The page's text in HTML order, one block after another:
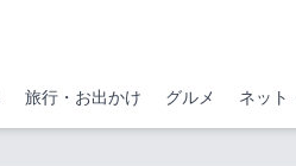
旅行・お出かけ グルメ ネット